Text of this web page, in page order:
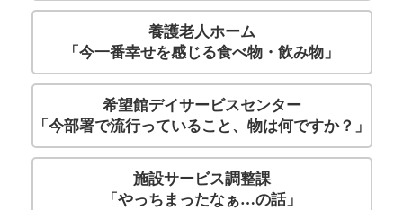
養護老人ホーム
「今一番幸せを感じる食べ物・飲み物」
希望館デイサービスセンター
「今部署で流行っていること、物は何ですか？」
施設サービス調整課
「やっちまったなぁ…の話」